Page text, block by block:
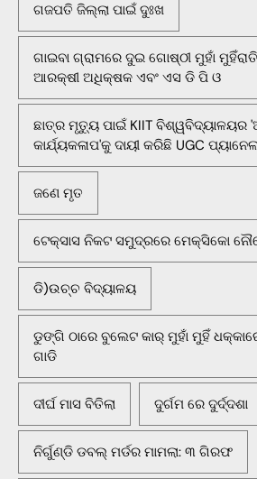
ଗଜପତି ଜିଲ୍ଲା ପାଇଁ ଦୁଃଖ
ଗାଇବା ଗ୍ରାମରେ ଦୁଇ ଗୋଷ୍ଠୀ ମୁହାଁ
ଆରକ୍ଷୀ ଅଧିକ୍ଷକ ଏବଂ ଏସ ଡି ପି ଓ
ଛାତ୍ର ମୃତ୍ୟୁ ପାଇଁ KIIT ବିଶ୍ୱବିଦ୍ୟାଳୟର
କାର୍ଯ୍ୟକଳାପ'କୁ ଦାୟୀ କରିଛି UGC
ଜଣେ ମୃତ
ଟେକ୍ସାସ ନିକଟ ସମୁଦ୍ରରେ ମେକ୍ସିକୋ
ଡି)ଉଚ୍ଚ ବିଦ୍ୟାଳୟ
ଡୁଙ୍ଗି ଠାରେ ବୁଲେଟ କାର୍ ମୁହାଁ ମୁହିଁ
ଗାଡି
ଦୀର୍ଘ ମାସ ବିତିଲା ଦୁର୍ଗମ ରେ ଦୁର୍ଦ୍ଦଶା
ନିର୍ଗୁଣ୍ଡି ଡବଲ୍ ମର୍ଡର ମାମଲା: ୩ ଗିରଫ